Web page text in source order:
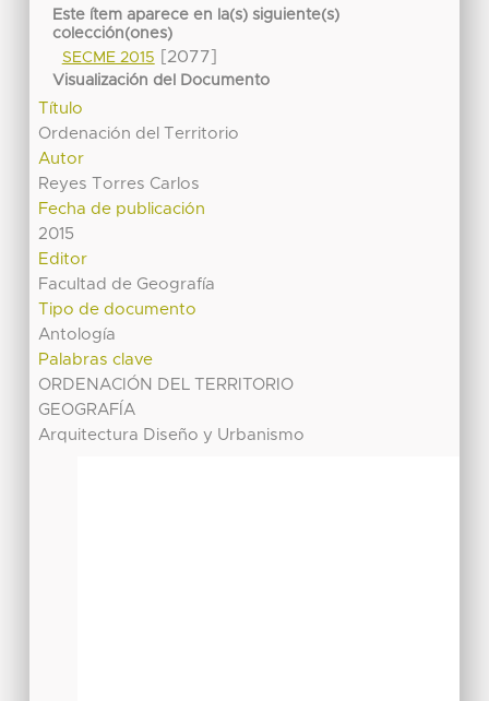
Este ítem aparece en la(s) siguiente(s)
colección(ones)
SECME 2015
[2077]
Visualización del Documento
Título
Ordenación del Territorio
Autor
Reyes Torres Carlos
Fecha de publicación
2015
Editor
Facultad de Geografía
Tipo de documento
Antología
Palabras clave
ORDENACIÓN DEL TERRITORIO
GEOGRAFÍA
Arquitectura Diseño y Urbanismo